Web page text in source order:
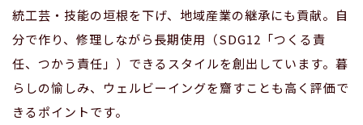
統工芸・技能の垣根を下げ、地域産業の継承にも貢献。自
分で作り、修理しながら長期使用（SDG12「つくる責
任、つかう責任」）できるスタイルを創出しています。暮
らしの愉しみ、ウェルビーイングを齎すことも高く評価で
きるポイントです。